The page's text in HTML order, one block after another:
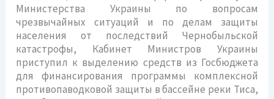
Министерства Украины по вопросам
чрезвычайных ситуаций и по делам защиты
населения от последствий Чернобыльской
катастрофы, Кабинет Министров Украины
приступил к выделению средств из Госбюджета
для финансирования программы комплексной
противопаводковой защиты в бассейне реки Тиса,